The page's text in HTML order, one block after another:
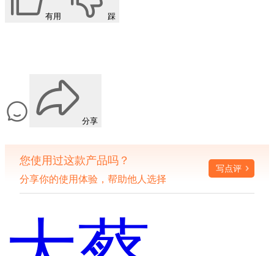
有用 踩
分享
您使用过这款产品吗？
分享你的使用体验，帮助他人选择
写点评